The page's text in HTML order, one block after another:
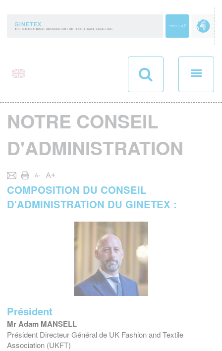
NOTRE CONSEIL
D'ADMINISTRATION
COMPOSITION DU CONSEIL
D'ADMINISTRATION DU GINETEX :
Président
Mr Adam MANSELL
Président Directeur Général de UK Fashion and Textile
Association (UKFT)